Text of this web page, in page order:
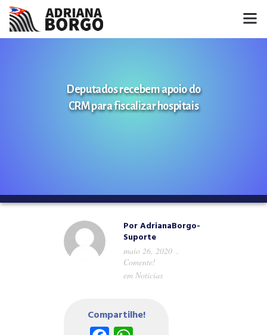
CONHEÇA A ADRIANA
Deputados recebem apoio do
CRM para fiscalizar hospitais
PorAdrianaBorgo-
Suporte
maio 26, 2020
Comente!
em Notícias
Compartilhe!